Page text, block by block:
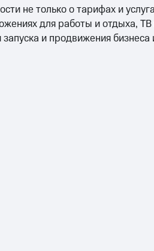
не только о тарифах и
для работы и отдыха,
запуска и продвижения